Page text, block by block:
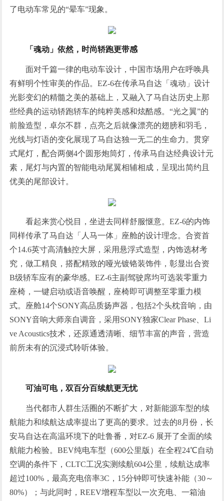
了电动车常见的“晕车”现象。
「魂动」依然，时尚轿跑更带感
面对千篇一律的电动车设计，中国市场用户在呼唤具
有鲜明个性审美的作品。EZ-6在传承马自达「魂动」设计
光影变幻的精髓之美的基础上，又融入了马自达历史上那
些经典的运动轿跑轿车的纯粹美感和炫酷感。“光之翼”的
前脸造型，卓尔不群，点亮之后就像漂亮的翅膀和羽毛，
光线与灯语的变化展现了马自达独一无二的生命力。贯穿
式尾灯，配合两侧4个圆形炮筒灯，传承马自达经典设计元
素，尾灯与内置的智能电动尾翼相辅相成，呈现出简约且
优美的尾部设计。
看起来赏心悦目，坐进去同样舒服惬意。EZ-6的内饰
同样传承了马自达「人马一体」座舱的设计理念。合资首
个14.6英寸高清触控大屏，采用悬浮式造型，内饰选材考
究，做工精良，搭配精致的哑光镀铬装饰件，彰显出合资
B级轿车应有的豪华感。EZ-6主副驾驶席均可选装零重力
座椅，一键启动或语音唤醒，座椅即可调整至零重力模
式。座舱14个SONY高品质扬声器，包括2个头枕音响，由
SONY音响大师亲自调音，采用SONY独家Clear Phase、Li
ve Acoustics技术，还原通透清晰、细节丰富的声音，营造
前所未有的沉浸式聆听体验。
可油可电，双百分百续航更无忧
当代都市人群生活圈的不断扩大，对新能源车型的续
航能力和续航达成率提出了更高的要求。过去的8月份，长
安马自达在高温环境下的吐鲁番，对EZ-6 展开了全面的续
航能力检验。BEV纯电车型（600公里版）在全程24℃自动
空调的条件下，CLTC工况实测续航604公里，续航达成率
超过100%，最高充电倍率3C，15分钟即可快速补能（30～
80%）；与此同时，REEV增程车型以一次充电、一箱油